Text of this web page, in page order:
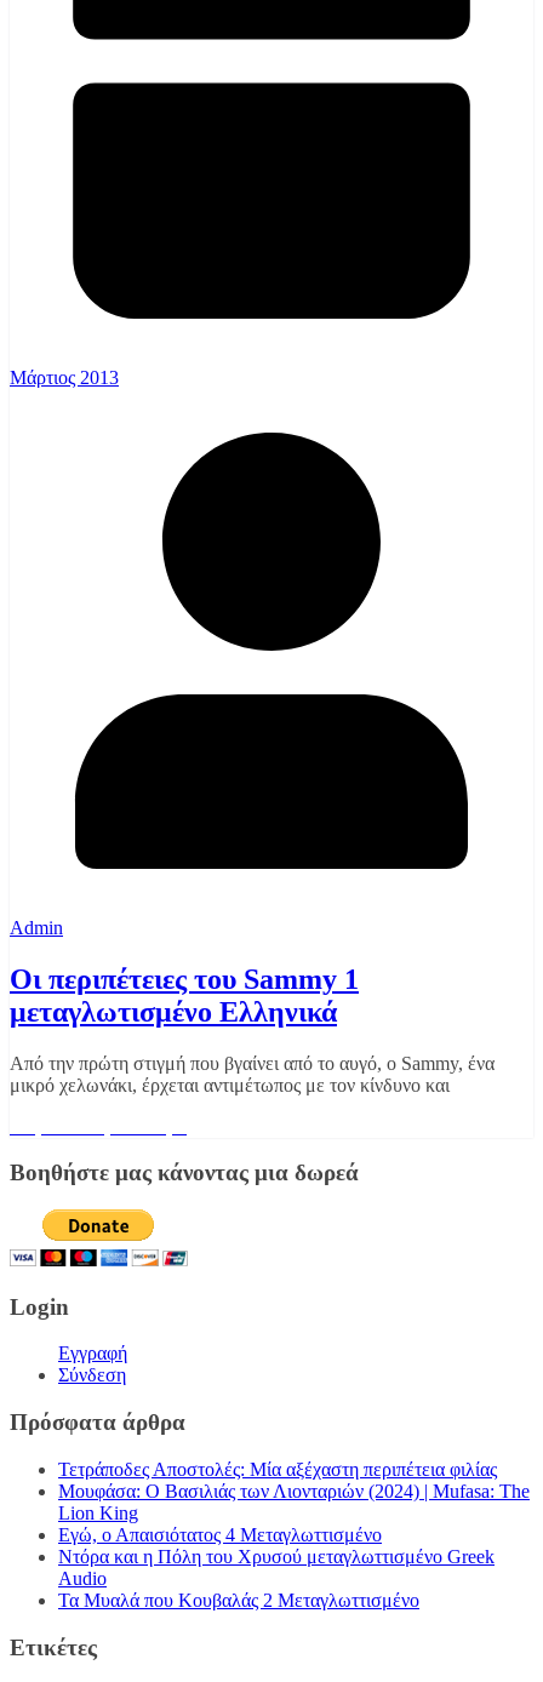
Μάρτιος 2013
Admin
Οι περιπέτειες του Sammy 1
μεταγλωτισμένο Ελληνικά
Από την πρώτη στιγμή που βγαίνει από το αυγό, ο Sammy, ένα
μικρό χελωνάκι, έρχεται αντιμέτωπος με τον κίνδυνο και
Βοηθήστε μας κάνοντας μια δωρεά
Login
Εγγραφή
Σύνδεση
Πρόσφατα άρθρα
Τετράποδες Αποστολές: Μία αξέχαστη περιπέτεια φιλίας
Μουφάσα: Ο Βασιλιάς των Λιονταριών (2024) | Mufasa: The
Lion King
Εγώ, ο Απαισιότατος 4 Μεταγλωττισμένο
Ντόρα και η Πόλη του Χρυσού μεταγλωττισμένο Greek
Audio
Τα Μυαλά που Κουβαλάς 2 Μεταγλωττισμένο
Ετικέτες